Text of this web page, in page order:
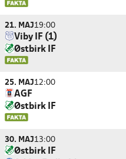
21. MAJ19:00
Viby IF (1)
Østbirk IF
25. MAJ12:00
AGF
Østbirk IF
30. MAJ13:00
Østbirk IF